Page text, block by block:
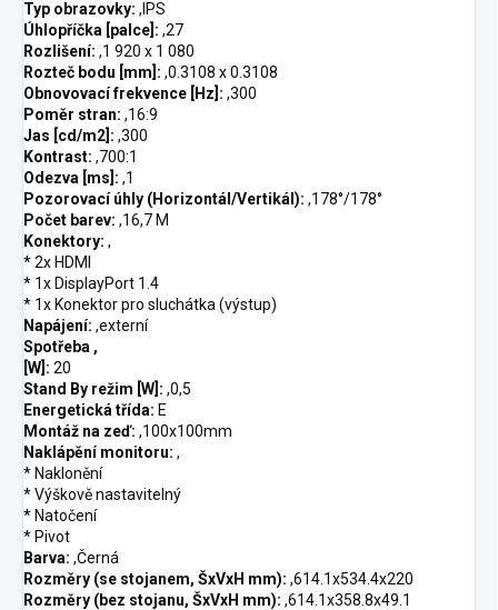
Typ obrazovky: ,IPS
Úhlopříčka [palce]: ,27
Rozlišení: ,1 920 x 1 080
Rozteč bodu [mm]: ,0.3108 x 0.3108
Obnovovací frekvence [Hz]: ,300
Poměr stran: ,16:9
Jas [cd/m2]: ,300
Kontrast: ,700:1
Odezva [ms]: ,1
Pozorovací úhly (Horizontál/Vertikál): ,178°/178°
Počet barev: ,16,7 M
Konektory: ,
* 2x HDMI
* 1x DisplayPort 1.4
* 1x Konektor pro sluchátka (výstup)
Napájení: ,externí
Spotřeba ,
[W]: 20
Stand By režim [W]: ,0,5
Energetická třída: E
Montáž na zeď: ,100x100mm
Naklápění monitoru: ,
* Naklonění
* Výškově nastavitelný
* Natočení
* Pivot
Barva: ,Černá
Rozměry (se stojanem, ŠxVxH mm): ,614.1x534.4x220
Rozměry (bez stojanu, ŠxVxH mm): ,614.1x358.8x49.1